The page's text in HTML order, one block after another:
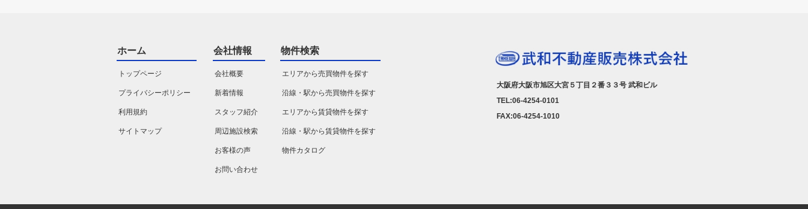
ホーム
トップページ
プライバシーポリシー
利用規約
サイトマップ
会社情報
会社概要
新着情報
スタッフ紹介
周辺施設検索
お客様の声
お問い合わせ
物件検索
エリアから売買物件を探す
沿線・駅から売買物件を探す
エリアから賃貸物件を探す
沿線・駅から賃貸物件を探す
物件カタログ
大阪府大阪市旭区大宮５丁目２番３３号 武和ビル
TEL:06-4254-0101
FAX:06-4254-1010